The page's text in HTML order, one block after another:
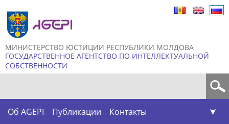
МИНИСТЕРСТВО ЮСТИЦИИ РЕСПУБЛИКИ МОЛДОВА
ГОСУДАРСТВЕННОЕ АГЕНТСТВО ПО ИНТЕЛЛЕКТУАЛЬНОЙ
СОБСТВЕННОСТИ
Об AGEPI Публикации Контакты